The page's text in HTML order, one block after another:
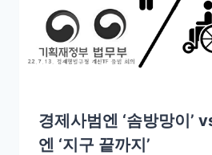
경제사범엔 ‘솜방망이’
엔 ‘지구 끝까지’